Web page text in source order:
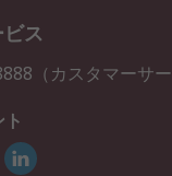
ス
（カスタマーサー